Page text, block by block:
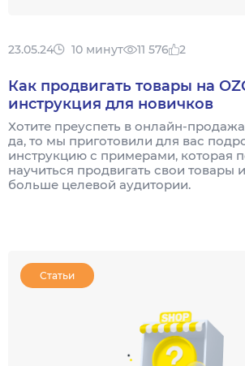
23.05.24 10 минут 11 576 2
Как продвигать товары на
инструкция для новичков
Хотите преуспеть в онлайн-
да, то мы приготовили для вас
инструкцию с примерами, которая
научиться продвигать свои товары
больше целевой аудитории.
Статьи